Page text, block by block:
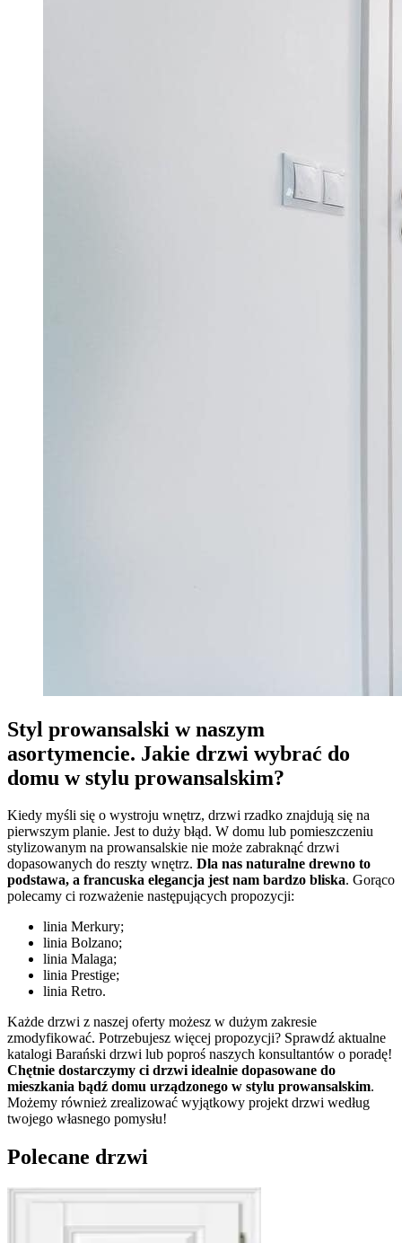
Styl prowansalski w naszym
asortymencie. Jakie drzwi wybrać do
domu w stylu prowansalskim?
Kiedy myśli się o wystroju wnętrz, drzwi rzadko znajdują się na
pierwszym planie. Jest to duży błąd. W domu lub pomieszczeniu
stylizowanym na prowansalskie nie może zabraknąć drzwi
dopasowanych do reszty wnętrz. Dla nas naturalne drewno to
podstawa, a francuska elegancja jest nam bardzo bliska. Gorąco
polecamy ci rozważenie następujących propozycji:
linia Merkury;
linia Bolzano;
linia Malaga;
linia Prestige;
linia Retro.
Każde drzwi z naszej oferty możesz w dużym zakresie
zmodyfikować. Potrzebujesz więcej propozycji? Sprawdź aktualne
katalogi Barański drzwi lub poproś naszych konsultantów o poradę!
Chętnie dostarczymy ci drzwi idealnie dopasowane do
mieszkania bądź domu urządzonego w stylu prowansalskim.
Możemy również zrealizować wyjątkowy projekt drzwi według
twojego własnego pomysłu!
Polecane drzwi